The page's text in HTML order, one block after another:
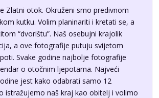
Zlatni otok. Okruženi smo predivnom
kutku. Volim planinariti i kretati se, a
“dvorištu”. Naš osebujni krajolik
a ove fotografije putuju svijetom
Svake godine najbolje fotografije
o otočnim ljepotama. Najveći
jest kako odabrati samo 12
istražujemo naš kraj kao obitelj i volimo